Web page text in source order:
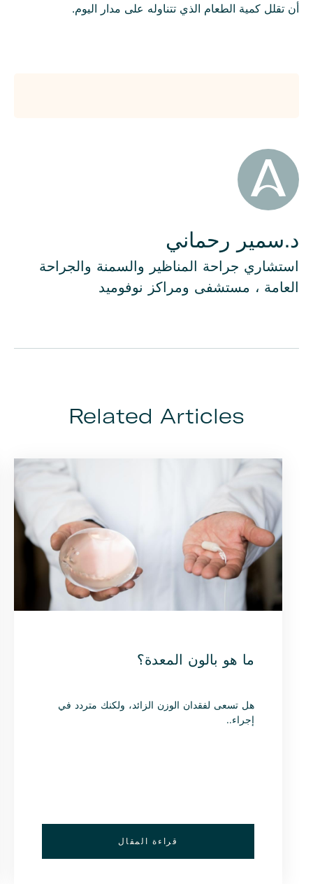
أن تقلل كمية الطعام الذي تتناوله على مدار اليوم.
Author
د.سمير رحماني
استشاري جراحة المناظير والسمنة والجراحة
العامة ، مستشفى ومراكز نوفوميد
Related Articles
ما هو بالون المعدة؟
هل تسعى لفقدان الوزن الزائد، ولكنك متردد في
إجراء..
قراءة المقال